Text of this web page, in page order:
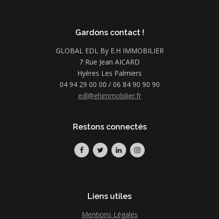
Gardons contact !
GLOBAL EDL By E.H IMMOBILIER
7 Rue Jean AICARD
Hyères Les Palmiers
04 94 29 00 00 / 06 84 90 90 90
edl@ehimmobilier.fr
Restons connectés
Liens utiles
Mentions Légales